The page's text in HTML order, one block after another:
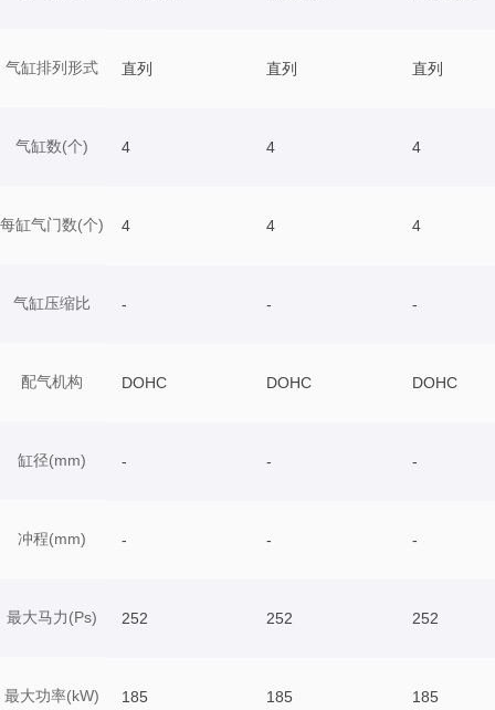
气缸排列形式
气缸数(个)
每缸气门数(个)
气缸压缩比
配气机构
缸径(mm)
冲程(mm)
最大马力(Ps)
最大功率(kW)
直列 直列 直列
4 4 4
4 4 4
- - -
DOHC DOHC DOHC
- - -
- - -
252 252 252
185 185 185